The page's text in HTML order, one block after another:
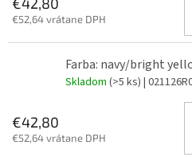
€52,64 vrátane DPH
Farba: navy/bright
Skladom (>5 ks) |
€42,80
€52,64 vrátane DPH